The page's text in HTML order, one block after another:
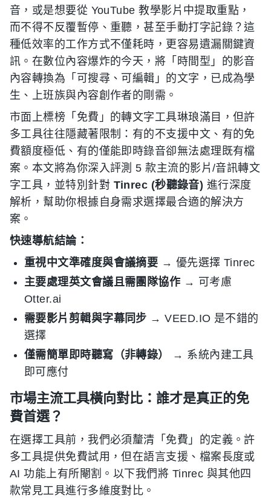
音，或是想要從 YouTube 教學影片中提取重點，
而不得不反覆暫停、重聽，甚至手動打字記錄？這
種低效率的工作方式不僅耗時，更容易遺漏關鍵資
訊。在數位內容爆炸的今天，將「時間型」的影音
內容轉換為「可搜尋、可編輯」的文字，已成為學
生、上班族與內容創作者的剛需。
市面上標榜「免費」的轉文字工具琳琅滿目，但許
多工具往往隱藏著限制：有的不支援中文、有的免
費額度極低、有的僅能即時錄音卻無法處理既有檔
案。本文將為你深入評測 5 款主流的影片/音訊轉文
字工具，並特別針對 Tinrec (秒聽錄音) 進行深度
解析，幫助你根據自身需求選擇最合適的解決方
案。
快速導航結論：
重視中文準確度與會議摘要 → 優先選擇 Tinrec
主要處理英文會議且需團隊協作 → 可考慮
Otter.ai
需要影片剪輯與字幕同步 → VEED.IO 是不錯的
選擇
僅需簡單即時聽寫（非轉錄）
→ 系統內建工具
即可應付
市場主流工具橫向對比：誰才是真正的免
費首選？
在選擇工具前，我們必須釐清「免費」的定義。許
多工具提供免費試用，但在語言支援、檔案長度或
AI 功能上有所閹割。以下我們將 Tinrec 與其他四
款常見工具進行多維度對比。